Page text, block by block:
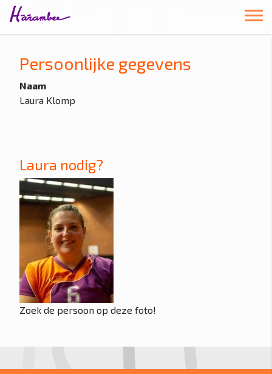
Persoonlijke gegevens
Naam
Laura Klomp
Laura nodig?
Zoek de persoon op deze foto!